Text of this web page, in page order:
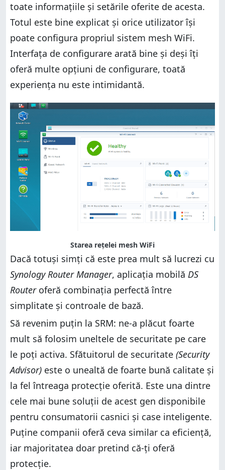
toate informațiile și setările oferite de acesta.
Totul este bine explicat și orice utilizator își
poate configura propriul sistem mesh WiFi.
Interfața de configurare arată bine și deși îți
oferă multe opțiuni de configurare, toată
experiența nu este intimidantă.
Starea rețelei mesh WiFi
Dacă totuși simți că este prea mult să lucrezi cu
Synology Router Manager, aplicația mobilă DS
Routeroferă combinația perfectă între
simplitate și controale de bază.
Să revenim puțin la SRM: ne-a plăcut foarte
mult să folosim uneltele de securitate pe care
le poți activa. Sfătuitorul de securitate (Security
Advisor) este o unealtă de foarte bună calitate și
la fel întreaga protecție oferită. Este una dintre
cele mai bune soluții de acest gen disponibile
pentru consumatorii casnici și case inteligente.
Puține companii oferă ceva similar ca eficiență,
iar majoritatea doar pretind că-ți oferă
protecție.